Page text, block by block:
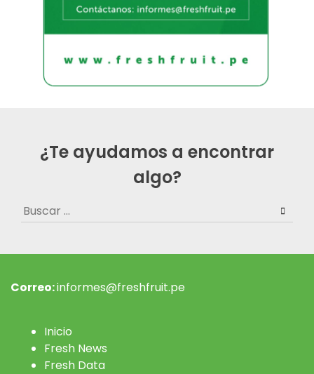
¿Te ayudamos a encontrar
algo?
Buscar:
Correo:informes@freshfruit.pe
Inicio
Fresh News
Fresh Data